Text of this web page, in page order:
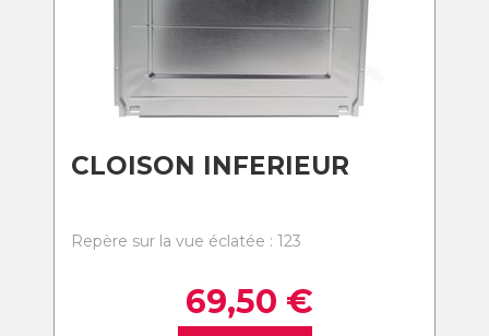
CLOISON INFERIEUR
Repère sur la vue éclatée : 123
69,50 €